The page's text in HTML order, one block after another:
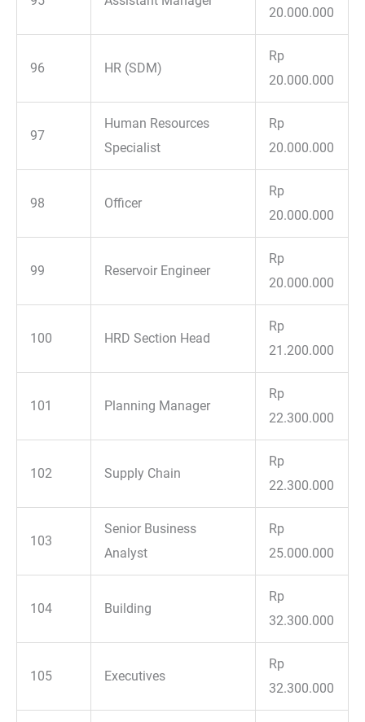
20.000.000
96 HR (SDM)
Rp
20.000.000
97
Human Resources
Specialist
Rp
20.000.000
98 Officer
Rp
20.000.000
99 Reservoir Engineer
Rp
20.000.000
100 HRD Section Head
Rp
21.200.000
101 Planning Manager
Rp
22.300.000
102 Supply Chain
Rp
22.300.000
103
Senior Business
Analyst
Rp
25.000.000
104 Building
Rp
32.300.000
105 Executives
Rp
32.300.000